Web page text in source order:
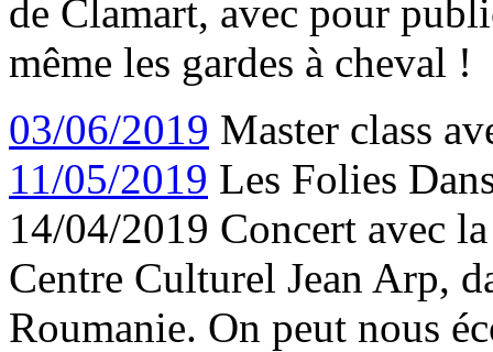
de Clamart, avec pour
même les gardes à cheval !
03/06/2019 Master class
11/05/2019 Les Folies
14/04/2019 Concert avec
Centre Culturel Jean Arp,
Roumanie. On peut nous